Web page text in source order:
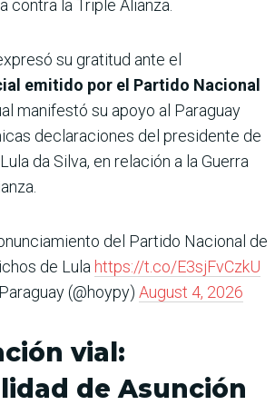
contra la Triple Alianza.
su gratitud ante el
emitido por el Partido Nacional
manifestó su apoyo al Paraguay
declaraciones del presidente de
da Silva, en relación a la Guerra
del Partido Nacional de
de Lula https://t.co/E3sjFvCzkU
(@hoypy) August 4, 2026
vial:
de Asunción